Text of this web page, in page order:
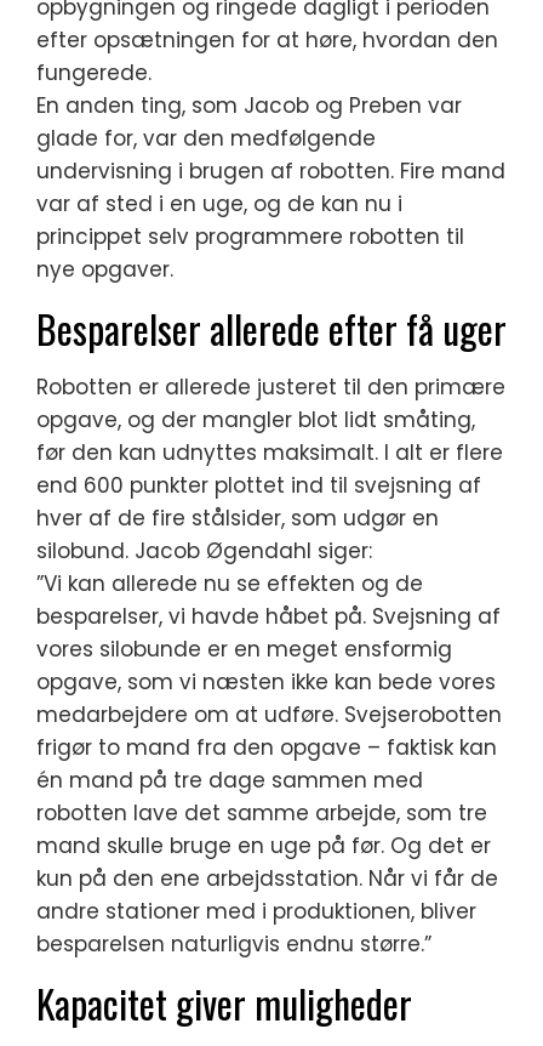
opbygningen og ringede dagligt i perioden
efter opsætningen for at høre, hvordan den
fungerede.
En anden ting, som Jacob og Preben var
glade for, var den medfølgende
undervisning i brugen af robotten. Fire mand
var af sted i en uge, og de kan nu i
princippet selv programmere robotten til
nye opgaver.
Besparelser allerede efter få uger
Robotten er allerede justeret til den primære
opgave, og der mangler blot lidt småting,
før den kan udnyttes maksimalt. I alt er flere
end 600 punkter plottet ind til svejsning af
hver af de fire stålsider, som udgør en
silobund. Jacob Øgendahl siger:
”Vi kan allerede nu se effekten og de
besparelser, vi havde håbet på. Svejsning af
vores silobunde er en meget ensformig
opgave, som vi næsten ikke kan bede vores
medarbejdere om at udføre. Svejserobotten
frigør to mand fra den opgave – faktisk kan
én mand på tre dage sammen med
robotten lave det samme arbejde, som tre
mand skulle bruge en uge på før. Og det er
kun på den ene arbejdsstation. Når vi får de
andre stationer med i produktionen, bliver
besparelsen naturligvis endnu større.”
Kapacitet giver muligheder